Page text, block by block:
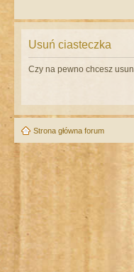
Usuń ciasteczka
Czy na pewno chcesz
Strona główna forum